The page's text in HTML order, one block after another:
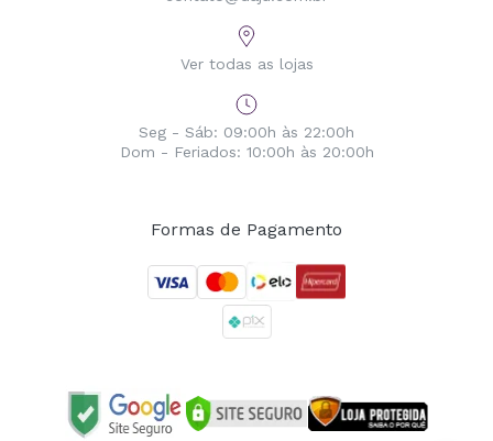
Ver todas as lojas
Seg - Sáb: 09:00h às 22:00h
Dom - Feriados: 10:00h às 20:00h
Formas de Pagamento